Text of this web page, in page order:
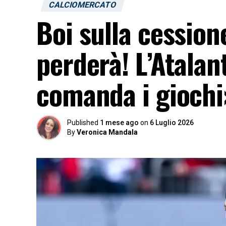
CALCIOMERCATO
Boi sulla
perderà!
comanda i
Published 1 mese ago on 6 Luglio 2026
ByVeronica Mandala